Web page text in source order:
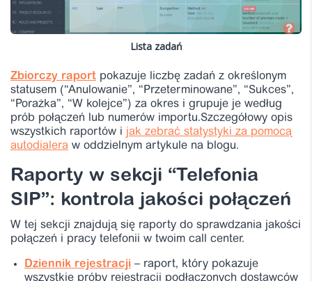
Lista zadań
Zbiorczy raport pokazuje liczbę zadań z określonym
statusem (“Anulowanie”, “Przeterminowane”, “Sukces”,
“Porażka”, “W kolejce”) za okres i grupuje je według
prób połączeń lub numerów importu.Szczegółowy opis
wszystkich raportów i jak zebrać statystyki za pomocą
autodialera w oddzielnym artykule na blogu.
Raporty w sekcji “Telefonia
SIP”: kontrola jakości połączeń
W tej sekcji znajdują się raporty do sprawdzania jakości
połączeń i pracy telefonii w twoim call center.
Dziennik rejestracji – raport, który pokazuje
wszystkie próby rejestracji podłączonych dostawców